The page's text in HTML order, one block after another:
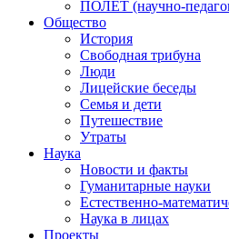
ПОЛЁТ (научно-
Общество
История
Свободная трибуна
Люди
Лицейские беседы
Семья и дети
Путешествие
Утраты
Наука
Новости и факты
Гуманитарные науки
Естественно-
Наука в лицах
Проекты